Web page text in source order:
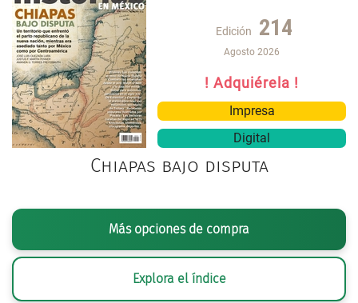
Edición 214
Agosto 2026
! Adquiérela !
Impresa
Digital
Chiapas bajo disputa
Más opciones de compra
Explora el índice